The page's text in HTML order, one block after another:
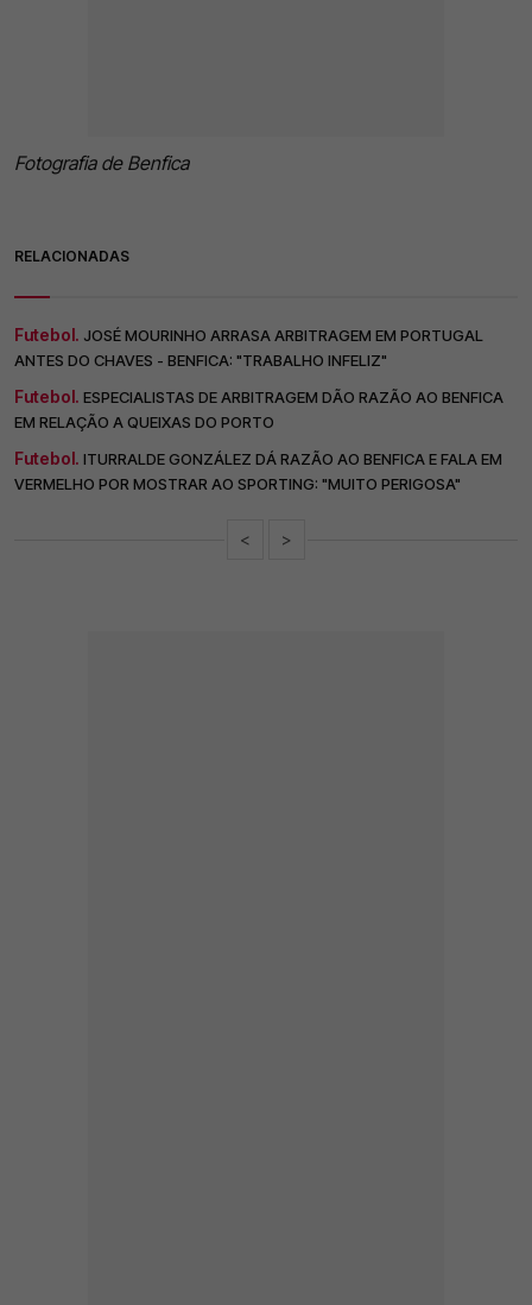
Fotografia de Benfica
RELACIONADAS
Futebol. JOSÉ MOURINHO ARRASA ARBITRAGEM EM PORTUGAL
ANTES DO CHAVES - BENFICA: "TRABALHO INFELIZ"
Futebol. ESPECIALISTAS DE ARBITRAGEM DÃO RAZÃO AO BENFICA
EM RELAÇÃO A QUEIXAS DO PORTO
Futebol. ITURRALDE GONZÁLEZ DÁ RAZÃO AO BENFICA E FALA EM
VERMELHO POR MOSTRAR AO SPORTING: "MUITO PERIGOSA"
< >